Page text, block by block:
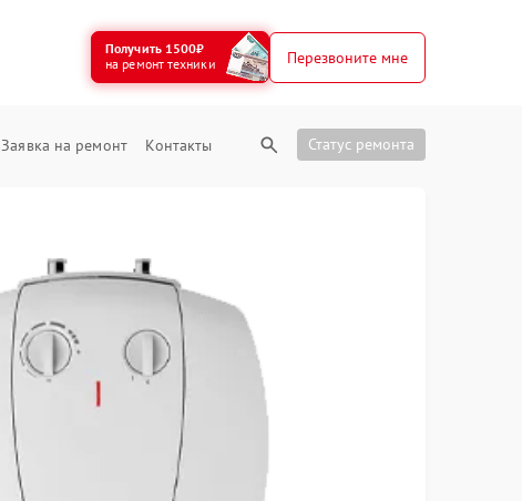
Получить 1500₽
на ремонт техники
Перезвоните мне
Заявка на ремонт Контакты Статус ремонта